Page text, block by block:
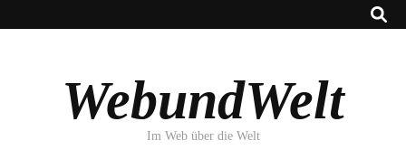
WebundWelt
Im Web über die Welt